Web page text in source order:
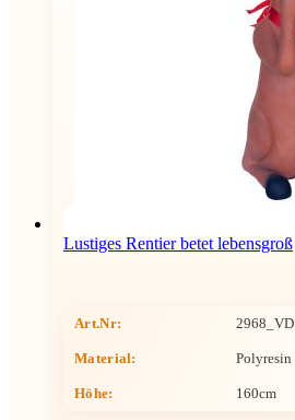
Lustiges Rentier betet lebensgroß
Art.Nr: 2968_VD
Material: Polyresin
Höhe: 160cm